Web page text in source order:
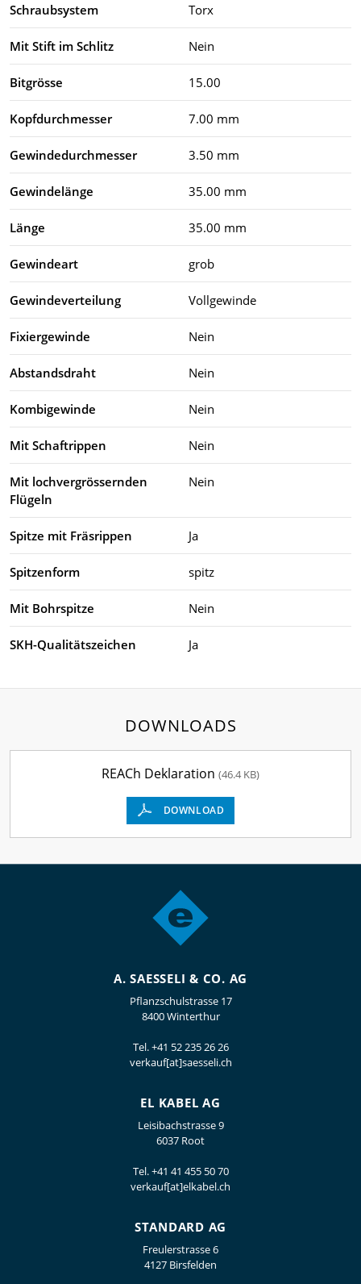
Schraubsystem Torx
Mit Stift im Schlitz Nein
Bitgrösse 15.00
Kopfdurchmesser 7.00 mm
Gewindedurchmesser 3.50 mm
Gewindelänge 35.00 mm
Länge 35.00 mm
Gewindeart grob
Gewindeverteilung Vollgewinde
Fixiergewinde Nein
Abstandsdraht Nein
Kombigewinde Nein
Mit Schaftrippen Nein
Mit lochvergrössernden
Flügeln
Nein
Spitze mit Fräsrippen Ja
Spitzenform spitz
Mit Bohrspitze Nein
SKH-Qualitätszeichen Ja
DOWNLOADS
REACh Deklaration (46.4 KB)
DOWNLOAD
A. SAESSELI & CO. AG
Pflanzschulstrasse 17
8400 Winterthur
Tel.+41 52 235 26 26
verkauf[at]saesseli.ch
EL KABEL AG
Leisibachstrasse 9
6037 Root
Tel.+41 41 455 50 70
verkauf[at]elkabel.ch
STANDARD AG
Freulerstrasse 6
4127 Birsfelden